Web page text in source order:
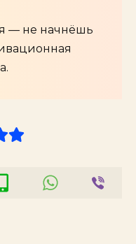
— не начнёшь